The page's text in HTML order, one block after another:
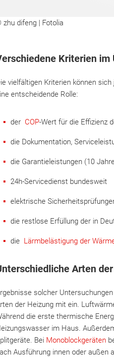
zhu difeng | Fotolia
Kriterien im
vielfältigen Kriterien können
entscheidende Rolle:
der COP-Wert für die Effizienz
die Dokumentation,
die Garantieleistungen (10
24h-Servicedienst bundesweit
elektrische
die restlose Erfüllung der in
die Lärmbelästigung der
Arten
solcher
der Heizung mit ein.
die erste thermische
im Haus.
Bei Monoblockgeräten
Ausführung innen oder außen